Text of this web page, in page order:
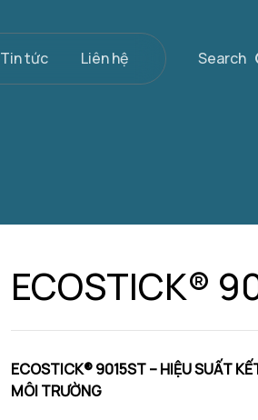
Tin tức Liên hệ Search
ECOSTICK®
ECOSTICK® 9015ST – HIỆU SUẤT
MÔI TRƯỜNG